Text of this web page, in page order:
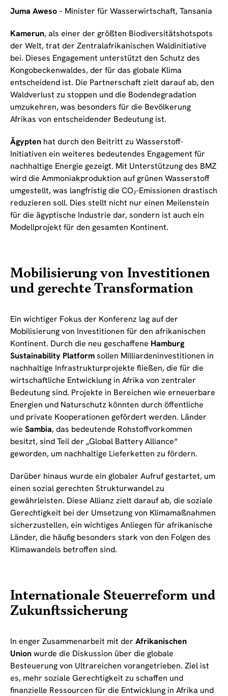
Juma Aweso– Minister für Wasserwirtschaft, Tansania
Kamerun, als einer der größten Biodiversitätshotspots
der Welt, trat der Zentralafrikanischen Waldinitiative
bei. Dieses Engagement unterstützt den Schutz des
Kongobeckenwaldes, der für das globale Klima
entscheidend ist. Die Partnerschaft zielt darauf ab, den
Waldverlust zu stoppen und die Bodendegradation
umzukehren, was besonders für die Bevölkerung
Afrikas von entscheidender Bedeutung ist.
Ägypten hat durch den Beitritt zu Wasserstoff-
Initiativen ein weiteres bedeutendes Engagement für
nachhaltige Energie gezeigt. Mit Unterstützung des BMZ
wird die Ammoniakproduktion auf grünen Wasserstoff
umgestellt, was langfristig die CO₂-Emissionen drastisch
reduzieren soll. Dies stellt nicht nur einen Meilenstein
für die ägyptische Industrie dar, sondern ist auch ein
Modellprojekt für den gesamten Kontinent.
Mobilisierung von Investitionen
und gerechte Transformation
Ein wichtiger Fokus der Konferenz lag auf der
Mobilisierung von Investitionen für den afrikanischen
Kontinent. Durch die neu geschaffene Hamburg
Sustainability Platformsollen Milliardeninvestitionen in
nachhaltige Infrastrukturprojekte fließen, die für die
wirtschaftliche Entwicklung in Afrika von zentraler
Bedeutung sind. Projekte in Bereichen wie erneuerbare
Energien und Naturschutz könnten durch öffentliche
und private Kooperationen gefördert werden. Länder
wie Sambia, das bedeutende Rohstoffvorkommen
besitzt, sind Teil der „Global Battery Alliance“
geworden, um nachhaltige Lieferketten zu fördern.
Darüber hinaus wurde ein globaler Aufruf gestartet, um
einen sozial gerechten Strukturwandel zu
gewährleisten. Diese Allianz zielt darauf ab, die soziale
Gerechtigkeit bei der Umsetzung von Klimamaßnahmen
sicherzustellen, ein wichtiges Anliegen für afrikanische
Länder, die häufig besonders stark von den Folgen des
Klimawandels betroffen sind.
Internationale Steuerreform und
Zukunftssicherung
In enger Zusammenarbeit mit der Afrikanischen
Unionwurde die Diskussion über die globale
Besteuerung von Ultrareichen vorangetrieben. Ziel ist
es, mehr soziale Gerechtigkeit zu schaffen und
finanzielle Ressourcen für die Entwicklung in Afrika und